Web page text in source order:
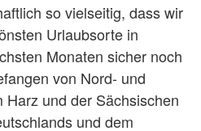
so vielseitig, dass wir
Urlaubsorte in
Monaten sicher noch
von Nord- und
und der Sächsischen
und dem